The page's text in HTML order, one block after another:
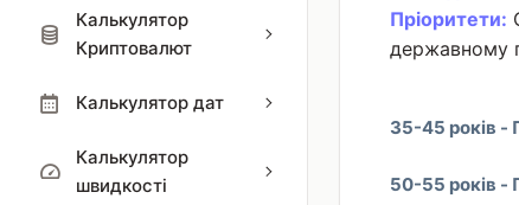
Калькулятор
Криптовалют
Калькулятор дат
Калькулятор
швидкості
Пріоритети:
державному
35-45 років -
50-55 років -